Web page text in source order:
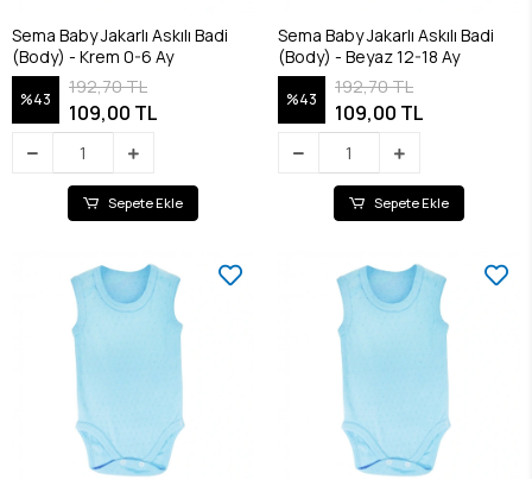
Sema Baby Jakarlı Askılı Badi
(Body) - Krem 0-6 Ay
%43
192,70 TL
109,00 TL
Sepete Ekle
Sema Baby Jakarlı Askılı Badi
(Body) - Beyaz 12-18 Ay
%43
192,70 TL
109,00 TL
Sepete Ekle